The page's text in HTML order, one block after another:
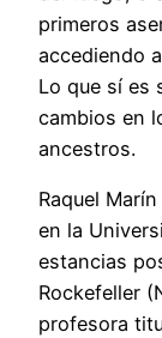
primeros
accediendo
Lo que sí es
cambios en
ancestros.
Raquel
en la
estancias
Rockefeller
profesora